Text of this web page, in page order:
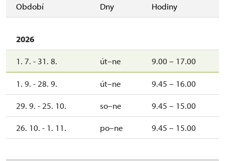
Období Dny Hodiny
2026
1. 7. - 31. 8. út–ne 9.00 – 17.00
1. 9. - 28. 9. út–ne 9.45 – 16.00
29. 9. - 25. 10. so–ne 9.45 – 15.00
26. 10. - 1. 11. po–ne 9.45 – 15.00